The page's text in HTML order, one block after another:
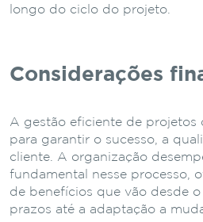
longo do ciclo do projeto.
Considerações
A gestão eficiente de projetos
para garantir o sucesso, a
cliente. A organização
fundamental nesse processo,
de benefícios que vão desde
prazos até a adaptação a